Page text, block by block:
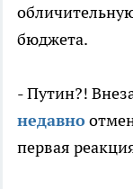
бюджета.
- Путин?!
недавно
первая